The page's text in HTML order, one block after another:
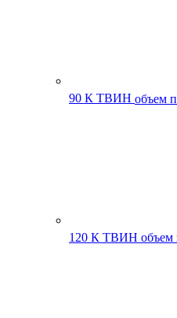
90 К ТВИН объем
120 К ТВИН объем